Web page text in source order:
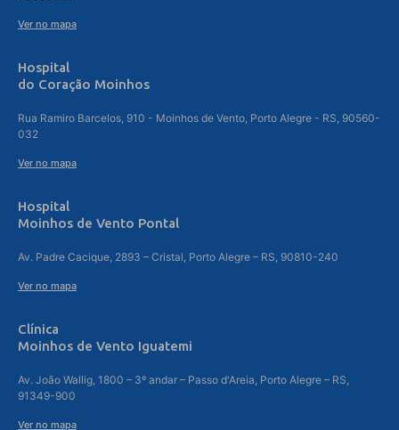
Ver no mapa
Hospital
do Coração Moinhos
Rua Ramiro Barcelos, 910 - Moinhos de Vento, Porto Alegre - RS, 90560-
032
Ver no mapa
Hospital
Moinhos de Vento Pontal
Av. Padre Cacique, 2893 – Cristal, Porto Alegre – RS, 90810-240
Ver no mapa
Clínica
Moinhos de Vento Iguatemi
Av. João Wallig, 1800 – 3º andar – Passo d'Areia, Porto Alegre – RS,
91349-900
Ver no mapa